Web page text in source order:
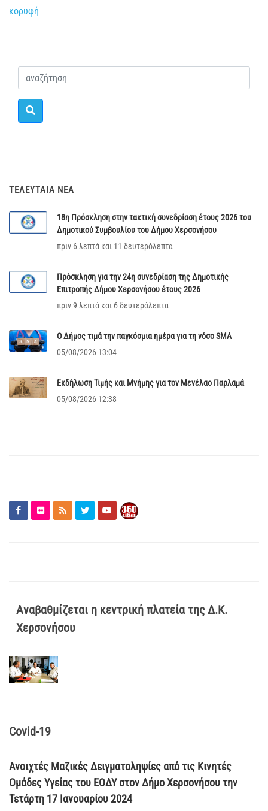
κορυφή
ΤΕΛΕΥΤΑΊΑ ΝΈΑ
18η Πρόσκληση στην τακτική συνεδρίαση έτους 2026 του
Δημοτικού Συμβουλίου του Δήμου Χερσονήσου
πριν 6 λεπτά και 11 δευτερόλεπτα
Πρόσκληση για την 24η συνεδρίαση της Δημοτικής
Επιτροπής Δήμου Χερσονήσου έτους 2026
πριν 9 λεπτά και 6 δευτερόλεπτα
Ο Δήμος τιμά την παγκόσμια ημέρα για τη νόσο SMA
05/08/2026 13:04
Εκδήλωση Τιμής και Μνήμης για τον Μενέλαο Παρλαμά
05/08/2026 12:38
Αναβαθμίζεται η κεντρική πλατεία της Δ.Κ.
Χερσονήσου
Covid-19
Ανοιχτές Μαζικές Δειγματοληψίες από τις Κινητές
Ομάδες Υγείας του ΕΟΔΥ στον Δήμο Χερσονήσου την
Τετάρτη 17 Ιανουαρίου 2024